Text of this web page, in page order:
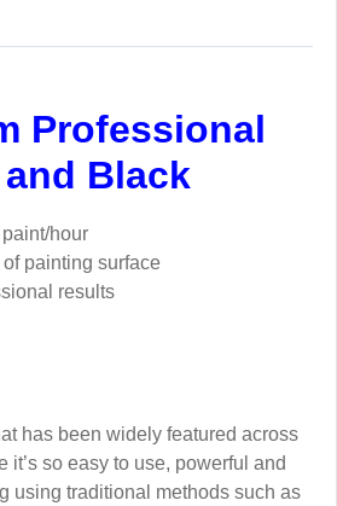
Professional
Black
hour
painting surface
results
has been widely featured across
so easy to use, powerful and
using traditional methods such as